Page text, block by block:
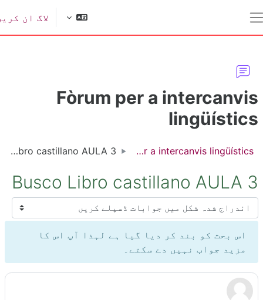
لاگ ان کریں
Fòrum per a
Fòrum per a intercanvis lingüístics
Busco Libro castillano AULA 3
Busco Libro castillano AULA
موڈ
اس بحث کو بند کر دیا گیا ہے لہذا آپ اس کا
مزید جواب نہیں دے سکتے۔